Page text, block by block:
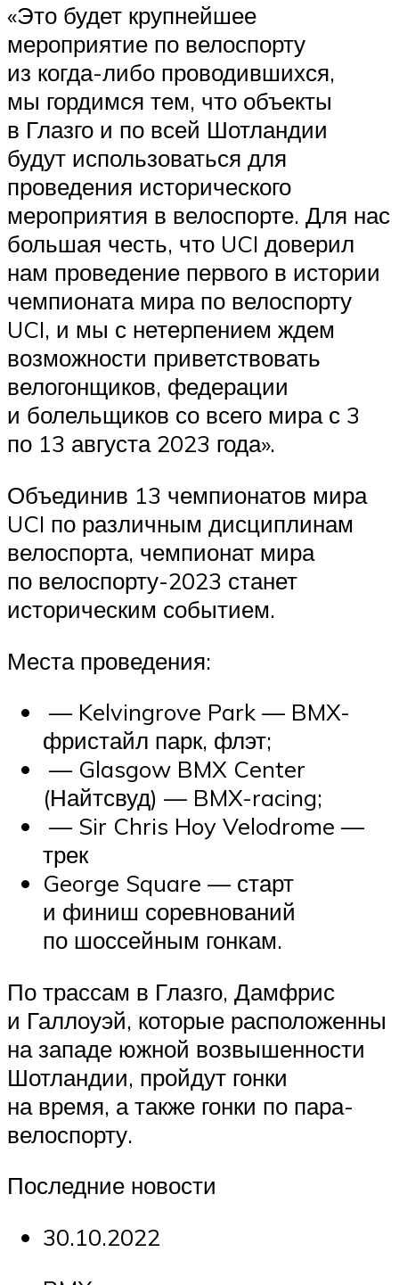
«Это будет крупнейшее
мероприятие по велоспорту
из когда-либо проводившихся,
мы гордимся тем, что объекты
в Глазго и по всей Шотландии
будут использоваться для
проведения исторического
мероприятия в велоспорте. Для нас
большая честь, что UCI доверил
нам проведение первого в истории
чемпионата мира по велоспорту
UCI, и мы с нетерпением ждем
возможности приветствовать
велогонщиков, федерации
и болельщиков со всего мира с 3
по 13 августа 2023 года».
Объединив 13 чемпионатов мира
UCI по различным дисциплинам
велоспорта, чемпионат мира
по велоспорту-2023 станет
историческим событием.
Места проведения:
— Kelvingrove Park — BMX-
фристайл парк, флэт;
— Glasgow BMX Center
(Найтсвуд) — BMX-racing;
— Sir Chris Hoy Velodrome —
трек
George Square — старт
и финиш соревнований
по шоссейным гонкам.
По трассам в Глазго, Дамфрис
и Галлоуэй, которые расположенны
на западе южной возвышенности
Шотландии, пройдут гонки
на время, а также гонки по пара-
велоспорту.
Последние новости
30.10.2022